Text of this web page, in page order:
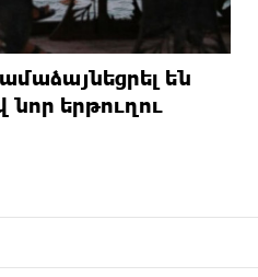
են
նոր երթուղու